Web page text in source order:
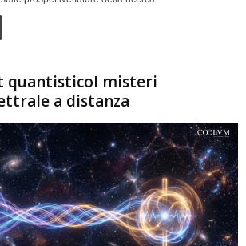
quantisticoI misteri
a distanza